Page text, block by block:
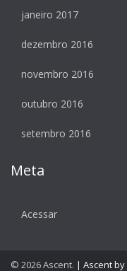
janeiro 2017
dezembro 2016
novembro 2016
outubro 2016
setembro 2016
Meta
Acessar
© 2026 Ascent. | Ascent by